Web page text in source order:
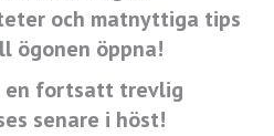
och matnyttiga tips
ögonen öppna!
en fortsatt trevlig
senare i höst!